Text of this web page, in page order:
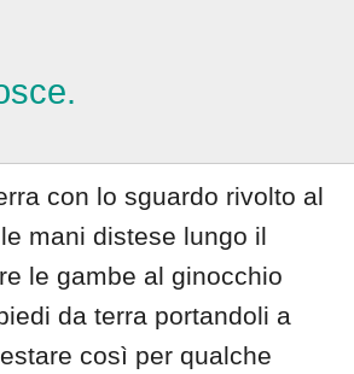
con lo sguardo rivolto al
mani distese lungo il
le gambe al ginocchio
da terra portandoli a
così per qualche